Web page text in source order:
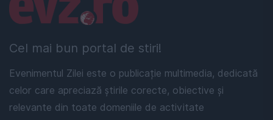
Cel mai bun portal de stiri!
Evenimentul Zilei este o publicație multimedia, dedicată
celor care apreciază știrile corecte, obiective și
relevante din toate domeniile de activitate